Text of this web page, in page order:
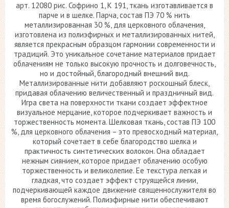
арт. 12080 рис. Софрино 1, К 191, ткань изготавливается в
парче и в шелке. Парча, состав ПЭ 70 % нить
металлизированная 30 %, для церковного облачения,
изготовлена из полиэфирных и металлизированных нитей,
является прекрасным образцом гармонии современности и
традиций. Это уникальное сочетание материалов придает
облачениям не только высокую прочность и долговечность,
но и достойный, благородный внешний вид.
Металлизированные нити добавляют роскошный блеск,
придавая облачению величественный и праздничный вид.
Игра света на поверхности ткани создает эффектное
визуальное мерцание, которое подчеркивает важность и
торжественность момента. Шелковая ткань, состав ПЭ 100
%, для церковного облачения – это превосходный материал,
который сочетает в себе благородство шелка и
практичность синтетических волокон. Она обладает
нежным сиянием, которое придает облачению особую
торжественность и великолепие. Ее текстура легкая и
гладкая, что создает эффект струящейся линии,
подчеркивающей каждое движение священнослужителя во
время богослужений. Полиэфирные нити обеспечивают